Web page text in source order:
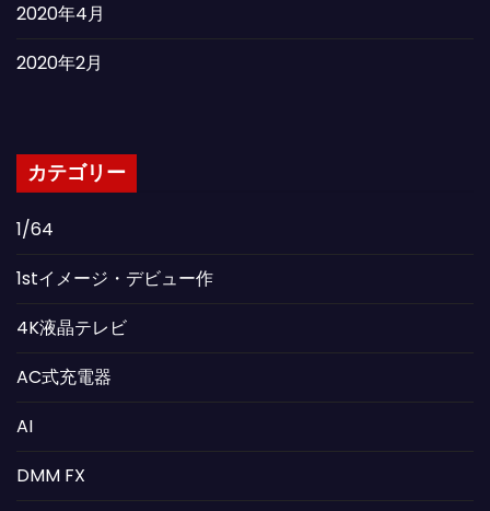
2020年4月
2020年2月
カテゴリー
1/64
1stイメージ・デビュー作
4K液晶テレビ
AC式充電器
AI
DMM FX